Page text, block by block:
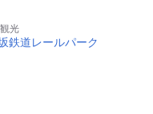
, 観光